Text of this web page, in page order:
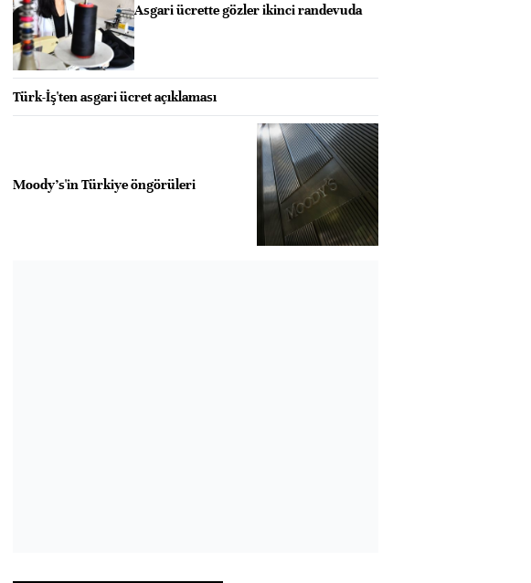
Asgari ücrette gözler ikinci randevuda
Türk-İş'ten asgari ücret açıklaması
Moody's'in Türkiye öngörüleri